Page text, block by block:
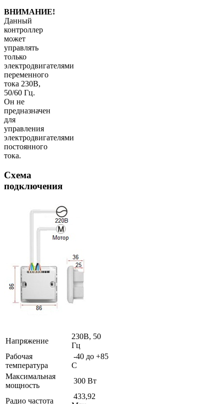
ВНИМАНИЕ!
Данный
контроллер
может
управлять
только
электродвигателями
переменного
тока 230В,
50/60 Гц.
Он не
предназначен
для
управления
электродвигателями
постоянного
тока.
Схема
подключения
Напряжение
230В, 50
Гц
Рабочая
температура
-40 до +85
С
Максимальная
мощность
300 Вт
Радио частота
433,92